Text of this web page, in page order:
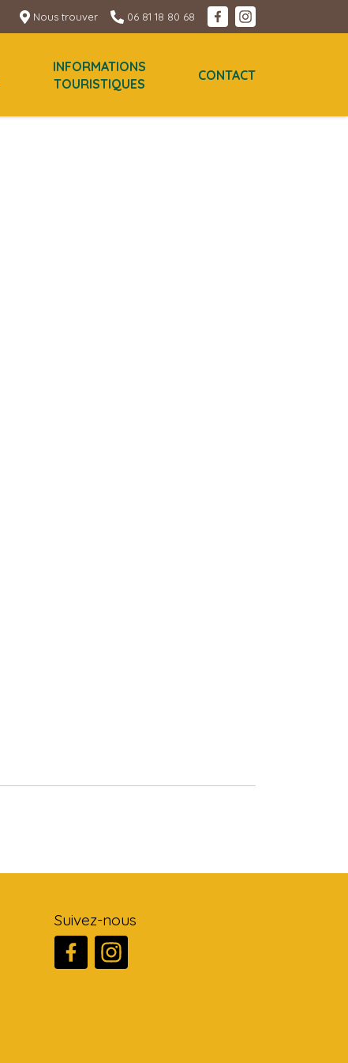
Nous trouver 06 81 18 80 68
INFORMATIONS
TOURISTIQUES
CONTACT
Suivez-nous